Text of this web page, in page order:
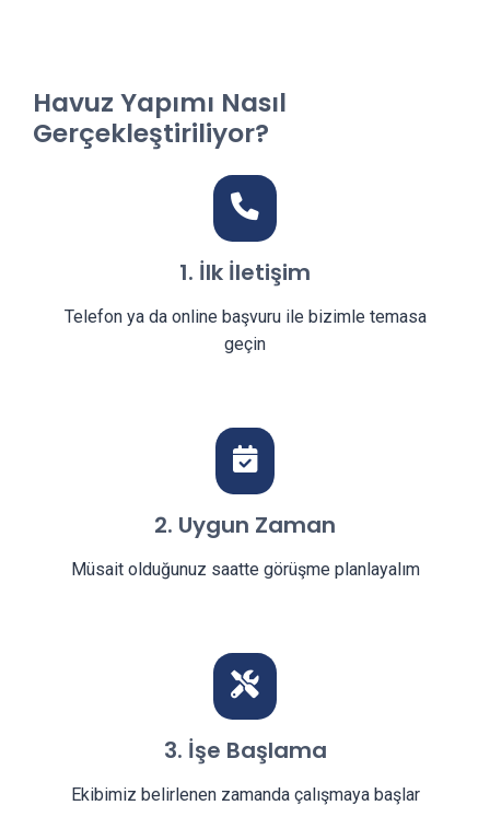
Havuz Yapımı Nasıl
Gerçekleştiriliyor?
1. İlk İletişim
Telefon ya da online başvuru ile bizimle temasa
geçin
2. Uygun Zaman
Müsait olduğunuz saatte görüşme planlayalım
3. İşe Başlama
Ekibimiz belirlenen zamanda çalışmaya başlar